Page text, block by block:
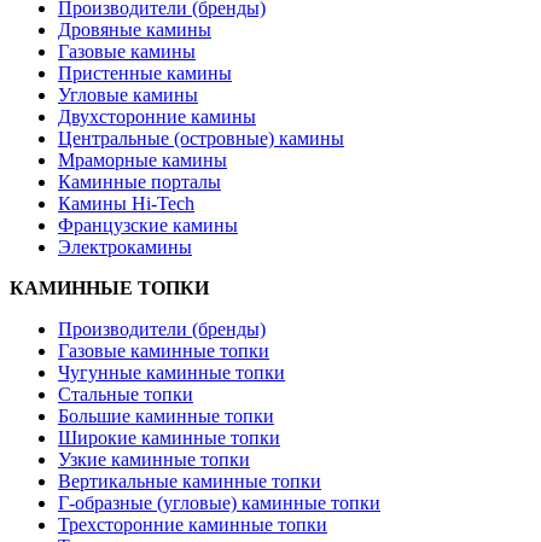
Производители (бренды)
Дровяные камины
Газовые камины
Пристенные камины
Угловые камины
Двухсторонние камины
Центральные (островные) камины
Мраморные камины
Каминные порталы
Камины Hi-Tech
Французские камины
Электрокамины
КАМИННЫЕ ТОПКИ
Производители (бренды)
Газовые каминные топки
Чугунные каминные топки
Стальные топки
Большие каминные топки
Широкие каминные топки
Узкие каминные топки
Вертикальные каминные топки
Г-образные (угловые) каминные топки
Трехсторонние каминные топки